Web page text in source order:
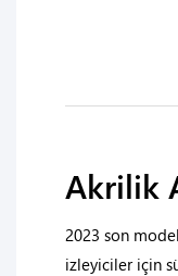
Akrilik
2023 son
izleyiciler için